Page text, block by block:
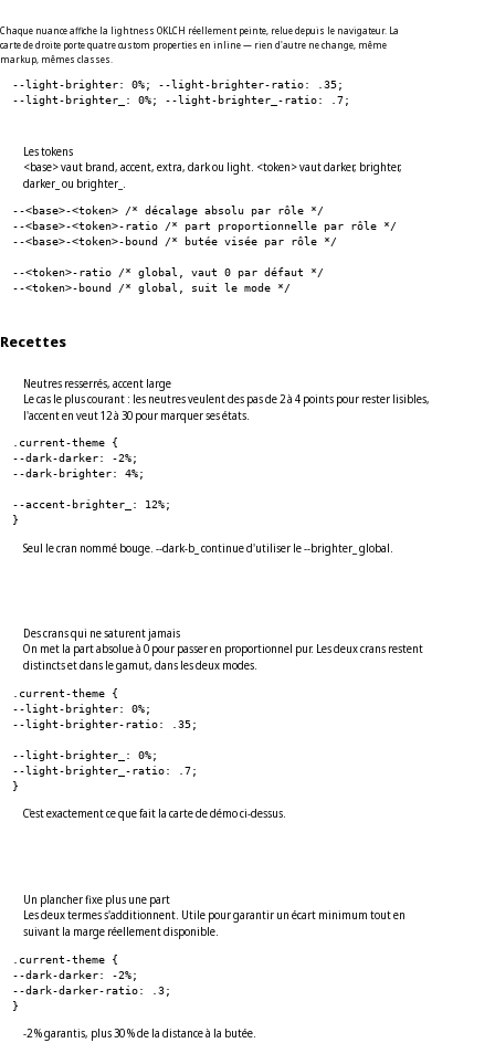
Chaque nuance affiche la lightness OKLCH réellement peinte, relue depuis le navigateur. La
carte de droite porte quatre custom properties en inline — rien d'autre ne change, même
markup, mêmes classes.
--light-brighter: 0%; --light-brighter-ratio: .35;
--light-brighter_: 0%; --light-brighter_-ratio: .7;
Les tokens
<base> vaut brand, accent, extra, dark ou light. <token> vaut darker, brighter,
darker_ ou brighter_.
--<base>-<token> /* décalage absolu par rôle */
--<base>-<token>-ratio /* part proportionnelle par rôle */
--<base>-<token>-bound /* butée visée par rôle */
--<token>-ratio /* global, vaut 0 par défaut */
--<token>-bound /* global, suit le mode */
Recettes
Neutres resserrés, accent large
Le cas le plus courant : les neutres veulent des pas de 2 à 4 points pour rester lisibles,
l'accent en veut 12 à 30 pour marquer ses états.
.current-theme {
--dark-darker: -2%;
--dark-brighter: 4%;
--accent-brighter_: 12%;
}
Seul le cran nommé bouge. --dark-b_ continue d'utiliser le --brighter_ global.
Des crans qui ne saturent jamais
On met la part absolue à 0 pour passer en proportionnel pur. Les deux crans restent
distincts et dans le gamut, dans les deux modes.
.current-theme {
--light-brighter: 0%;
--light-brighter-ratio: .35;
--light-brighter_: 0%;
--light-brighter_-ratio: .7;
}
C'est exactement ce que fait la carte de démo ci-dessus.
Un plancher fixe plus une part
Les deux termes s'additionnent. Utile pour garantir un écart minimum tout en
suivant la marge réellement disponible.
.current-theme {
--dark-darker: -2%;
--dark-darker-ratio: .3;
}
-2 % garantis, plus 30 % de la distance à la butée.